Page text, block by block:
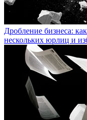
Дробление бизнеса:
нескольких юрлиц и